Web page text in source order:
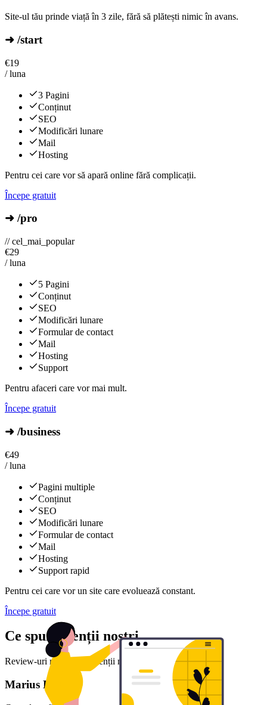
Site-ul tău prinde viață în 3 zile, fără să plătești nimic în avans.
➜ /start
€19
/ luna
3 Pagini
Conținut
SEO
Modificări lunare
Mail
Hosting
Pentru cei care vor să apară online fără complicații.
Începe gratuit
➜ /pro
// cel_mai_popular
€29
/ luna
5 Pagini
Conținut
SEO
Modificări lunare
Formular de contact
Mail
Hosting
Support
Pentru afaceri care vor mai mult.
Începe gratuit
➜ /business
€49
/ luna
Pagini multiple
Conținut
SEO
Modificări lunare
Formular de contact
Mail
Hosting
Support rapid
Pentru cei care vor un site care evoluează constant.
Începe gratuit
Ce spun clienții noștri
Review-uri reale de la clienții noștri mulțumiți
Marius D.